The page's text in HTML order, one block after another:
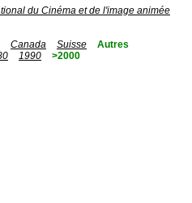
du Cinéma et de l'image animée
Canada Suisse
Autres
1990
>2000